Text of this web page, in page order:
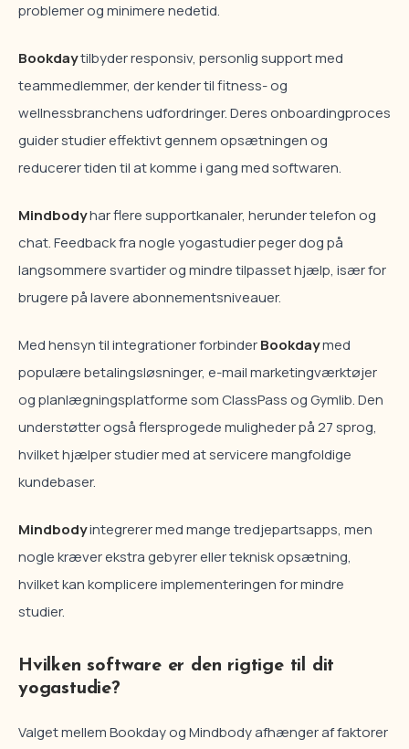
problemer og minimere nedetid.
Bookdaytilbyder responsiv, personlig support med
teammedlemmer, der kender til fitness- og
wellnessbranchens udfordringer. Deres onboardingproces
guider studier effektivt gennem opsætningen og
reducerer tiden til at komme i gang med softwaren.
Mindbodyhar flere supportkanaler, herunder telefon og
chat. Feedback fra nogle yogastudier peger dog på
langsommere svartider og mindre tilpasset hjælp, især for
brugere på lavere abonnementsniveauer.
Med hensyn til integrationer forbinderBookdaymed
populære betalingsløsninger, e-mail marketingværktøjer
og planlægningsplatforme som ClassPass og Gymlib. Den
understøtter også flersprogede muligheder på 27 sprog,
hvilket hjælper studier med at servicere mangfoldige
kundebaser.
Mindbodyintegrerer med mange tredjepartsapps, men
nogle kræver ekstra gebyrer eller teknisk opsætning,
hvilket kan komplicere implementeringen for mindre
studier.
Hvilken software er den rigtige til dit
yogastudie?
Valget mellem Bookday og Mindbody afhænger af faktorer